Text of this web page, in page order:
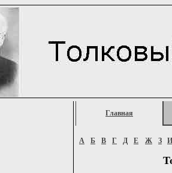
Главная
А Б В Г Д Е Ж З И